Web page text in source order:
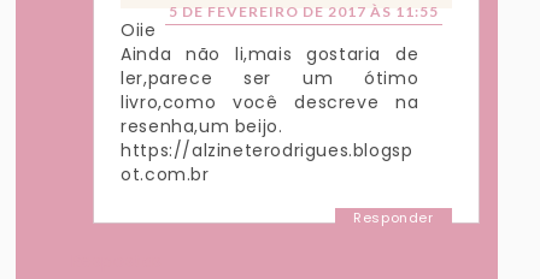
5 DE FEVEREIRO DE 2017 ÀS 11:55
Oiie
Ainda não li,mais gostaria de
ler,parece ser um ótimo
livro,como você descreve na
resenha,um beijo.
https://alzineterodrigues.blogsp
ot.com.br
Responder